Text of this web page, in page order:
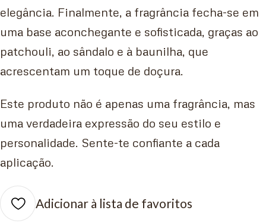
elegância. Finalmente, a fragrância fecha-se em
uma base aconchegante e sofisticada, graças ao
patchouli, ao sândalo e à baunilha, que
acrescentam um toque de doçura.
Este produto não é apenas uma fragrância, mas
uma verdadeira expressão do seu estilo e
personalidade. Sente-te confiante a cada
aplicação.
Adicionar à lista de favoritos